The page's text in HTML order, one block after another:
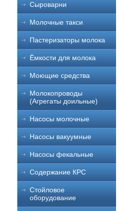
Сыроварни
Молочные такси
Пастеризаторы молока
Ёмкости для молока
Моющие средства
Молокопроводы
(Агрегаты доильные)
Насосы молочные
Насосы вакуумные
Насосы фекальные
Содержание КРС
Стойловое
оборудование